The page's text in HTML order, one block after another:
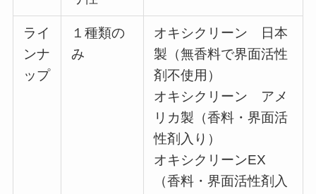
ライ
ンナ
ップ
１種類の
み
オキシクリーン 日本
製（無香料で界面活性
剤不使用）
オキシクリーン アメ
リカ製（香料・界面活
性剤入り）
オキシクリーンEX
（香料・界面活性剤入